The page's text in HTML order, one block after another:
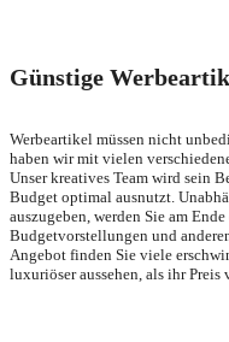
Günstige
Werbeartikel müssen nicht
haben wir mit vielen
Unser kreatives Team wird sein
Budget optimal ausnutzt.
auszugeben, werden Sie am
Budgetvorstellungen und
Angebot finden Sie viele
luxuriöser aussehen, als ihr Preis